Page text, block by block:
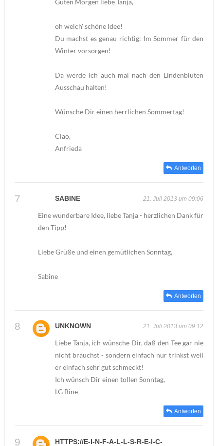
Guten Morgen liebe Tanja,
oh welch' schöne Idee!
Du machst es genau richtig: Im Sommer für den
Winter vorsorgen!
Da werde ich auch mal nach den Lindenblüten
Ausschau halten!
Wünsche Dir einen herrlichen Sommertag!
Ciao,
Anfrieda
Antworten
SABINE 21. Juli 2013 um 09:06
Eine wunderbare Idee, liebe Tanja - herzlichen Dank für
den Tipp!
Liebe Grüße und einen gemütlichen Sonntag,
Sabine
Antworten
UNKNOWN 21. Juli 2013 um 09:12
Liebe Tanja, ich wünsche Dir, daß den Tee gar nie
nicht brauchst - sondern einfach nur trinkst weil
er einfach sehr gut schmeckt!
Ich wünsch Dir einen tollen Sonntag,
LG Bine
Antworten
HTTPS://E-I-N-F-A-L-L-S-R-E-I-C-